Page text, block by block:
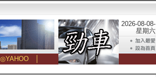
2026-08-08-
星期六
◎YAHOO│